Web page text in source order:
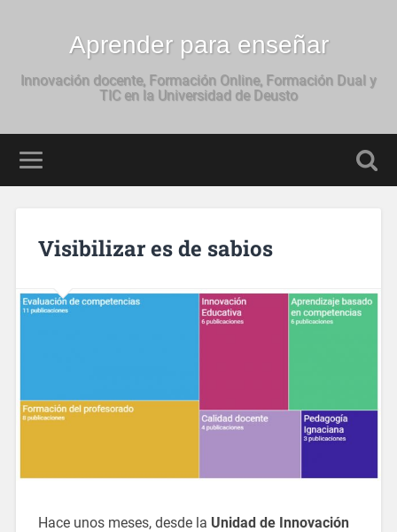
Aprender para enseñar
Innovación docente, Formación Online, Formación Dual y
TIC en la Universidad de Deusto
Visibilizar es de sabios
Hace unos meses, desde la Unidad de Innovación